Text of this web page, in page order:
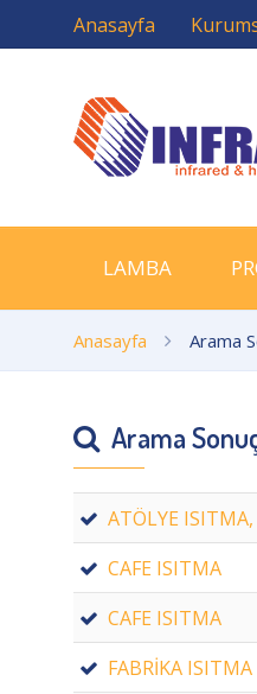
Anasayfa
LAMBA
Anasayfa Arama
Arama
ATÖLYE
CAFE ISITMA
CAFE ISITMA
FABRİKA